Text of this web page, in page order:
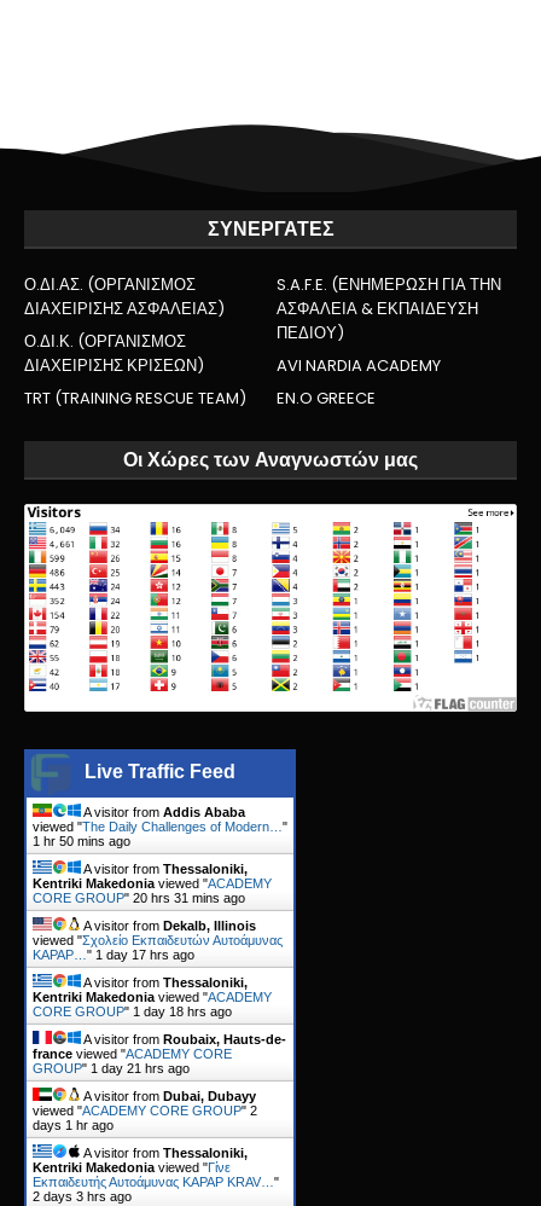
ΣΥΝΕΡΓΑΤΕΣ
Ο.ΔΙ.ΑΣ. (ΟΡΓΑΝΙΣΜΟΣ
ΔΙΑΧΕΙΡΙΣΗΣ ΑΣΦΑΛΕΙΑΣ)
S.A.F.E. (ΕΝΗΜΕΡΩΣΗ ΓΙΑ ΤΗΝ
ΑΣΦΑΛΕΙΑ & ΕΚΠΑΙΔΕΥΣΗ
ΠΕΔΙΟΥ)
Ο.ΔΙ.Κ. (ΟΡΓΑΝΙΣΜΟΣ
ΔΙΑΧΕΙΡΙΣΗΣ ΚΡΙΣΕΩΝ)
AVI NARDIA ACADEMY
TRT (TRAINING RESCUE TEAM)
EN.O GREECE
Οι Χώρες των Αναγνωστών μας
Live Traffic Feed
A visitor from Addis Ababa
viewed "The Daily Challenges of Modern… "
1 hr 50 mins ago
A visitor from Thessaloniki,
Kentriki Makedonia viewed "ACADEMY
CORE GROUP" 20 hrs 31 mins ago
A visitor from Dekalb, Illinois
viewed "Σχολείο Εκπαιδευτών Αυτοάμυνας
KAPAP… " 1 day 17 hrs ago
A visitor from Thessaloniki,
Kentriki Makedonia viewed "ACADEMY
CORE GROUP" 1 day 18 hrs ago
A visitor from Roubaix, Hauts-de-
france viewed "ACADEMY CORE
GROUP" 1 day 21 hrs ago
A visitor from Dubai, Dubayy
viewed "ACADEMY CORE GROUP" 2
days 1 hr ago
A visitor from Thessaloniki,
Kentriki Makedonia viewed "Γίνε
Εκπαιδευτής Αυτοάμυνας KAPAP KRAV… "
2 days 3 hrs ago